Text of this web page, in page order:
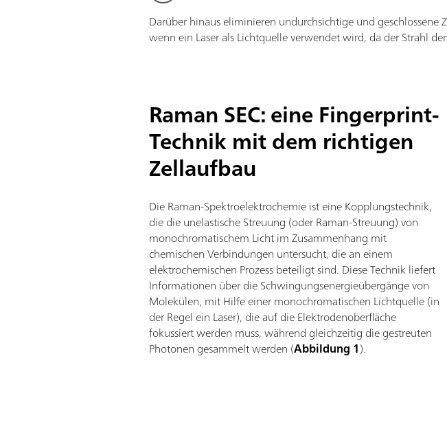
Darüber hinaus eliminieren undurchsichtige und
wenn ein Laser als Lichtquelle verwendet wird, da der Strahl
Raman SEC: eine Fingerprint-
Technik mit dem richtigen
Zellaufbau
Die Raman-Spektroelektrochemie ist eine Kopplungstechnik,
die die unelastische Streuung (oder Raman-Streuung) von
monochromatischem Licht im Zusammenhang mit
chemischen Verbindungen untersucht, die an einem
elektrochemischen Prozess beteiligt sind. Diese Technik liefert
Informationen über die Schwingungsenergieübergänge von
Molekülen, mit Hilfe einer monochromatischen Lichtquelle (in
der Regel ein Laser), die auf die Elektrodenoberfläche
fokussiert werden muss, während gleichzeitig die gestreuten
Photonen gesammelt werden (Abbildung 1).